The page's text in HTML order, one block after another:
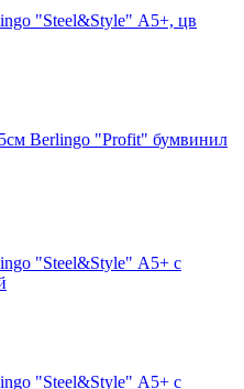
"Steel&Style" А5+, цв
Berlingo "Profit" бумвинил
"Steel&Style" А5+ с
"Steel&Style" А5+ с